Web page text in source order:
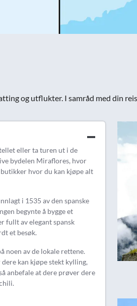
og utflukter. I samråd med din
eller ta turen ut i de
bydelen Miraflores, hvor
hvor du kan kjøpe alt
i 1535 av den spanske
begynte å bygge et
fullt av elegant spansk
et besøk.
noen av de lokale rettene.
kan kjøpe stekt kylling,
anbefale at dere prøver dere